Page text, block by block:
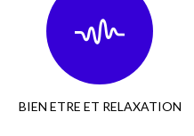
BIEN ETRE ET RELAXATION